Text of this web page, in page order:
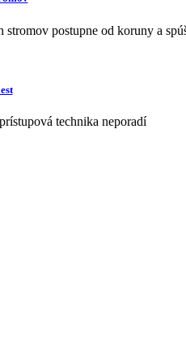
postupne od koruny a
technika neporadí